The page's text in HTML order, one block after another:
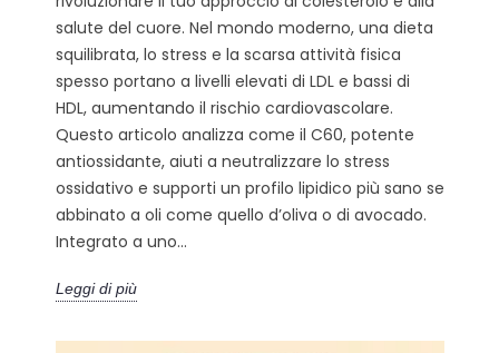
salute del cuore. Nel mondo moderno, una dieta
squilibrata, lo stress e la scarsa attività fisica
spesso portano a livelli elevati di LDL e bassi di
HDL, aumentando il rischio cardiovascolare.
Questo articolo analizza come il C60, potente
antiossidante, aiuti a neutralizzare lo stress
ossidativo e supporti un profilo lipidico più sano se
abbinato a oli come quello d’oliva o di avocado.
Integrato a uno...
Leggi di più